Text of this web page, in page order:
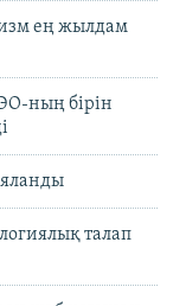
ең жылдам
ның бірін
талап